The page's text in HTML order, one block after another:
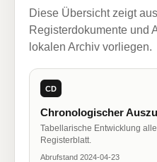
Diese Übersicht zeigt
Registerdokumente und
lokalen Archiv vorliegen.
CD
Chronologischer
Tabellarische Entwicklung
Registerblatt.
Abrufstand 2024-04-23